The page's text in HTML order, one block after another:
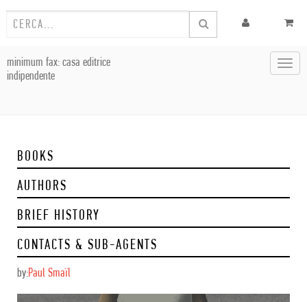
minimum fax: casa editrice
indipendente
BOOKS
AUTHORS
BRIEF HISTORY
CONTACTS & SUB-AGENTS
by:Paul Smaïl